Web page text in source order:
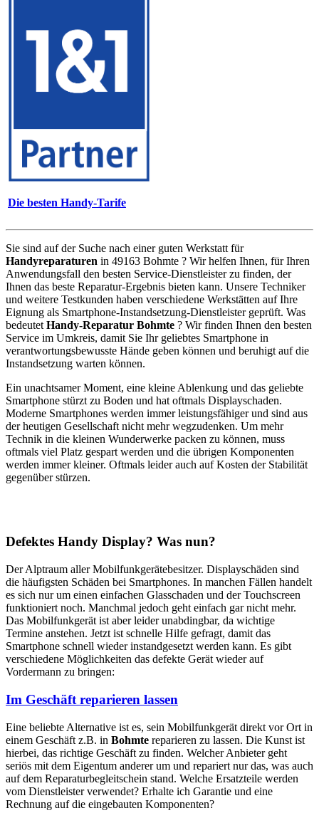
Die besten Handy-Tarife
Sie sind auf der Suche nach einer guten Werkstatt für
Handyreparaturen in 49163 Bohmte ? Wir helfen Ihnen, für Ihren
Anwendungsfall den besten Service-Dienstleister zu finden, der
Ihnen das beste Reparatur-Ergebnis bieten kann. Unsere Techniker
und weitere Testkunden haben verschiedene Werkstätten auf Ihre
Eignung als Smartphone-Instandsetzung-Dienstleister geprüft. Was
bedeutet Handy-Reparatur Bohmte ? Wir finden Ihnen den besten
Service im Umkreis, damit Sie Ihr geliebtes Smartphone in
verantwortungsbewusste Hände geben können und beruhigt auf die
Instandsetzung warten können.
Ein unachtsamer Moment, eine kleine Ablenkung und das geliebte
Smartphone stürzt zu Boden und hat oftmals Displayschaden.
Moderne Smartphones werden immer leistungsfähiger und sind aus
der heutigen Gesellschaft nicht mehr wegzudenken. Um mehr
Technik in die kleinen Wunderwerke packen zu können, muss
oftmals viel Platz gespart werden und die übrigen Komponenten
werden immer kleiner. Oftmals leider auch auf Kosten der Stabilität
gegenüber stürzen.
Defektes Handy Display? Was nun?
Der Alptraum aller Mobilfunkgerätebesitzer. Displayschäden sind
die häufigsten Schäden bei Smartphones. In manchen Fällen handelt
es sich nur um einen einfachen Glasschaden und der Touchscreen
funktioniert noch. Manchmal jedoch geht einfach gar nicht mehr.
Das Mobilfunkgerät ist aber leider unabdingbar, da wichtige
Termine anstehen. Jetzt ist schnelle Hilfe gefragt, damit das
Smartphone schnell wieder instandgesetzt werden kann. Es gibt
verschiedene Möglichkeiten das defekte Gerät wieder auf
Vordermann zu bringen:
Im Geschäft reparieren lassen
Eine beliebte Alternative ist es, sein Mobilfunkgerät direkt vor Ort in
einem Geschäft z.B. in Bohmte reparieren zu lassen. Die Kunst ist
hierbei, das richtige Geschäft zu finden. Welcher Anbieter geht
seriös mit dem Eigentum anderer um und repariert nur das, was auch
auf dem Reparaturbegleitschein stand. Welche Ersatzteile werden
vom Dienstleister verwendet? Erhalte ich Garantie und eine
Rechnung auf die eingebauten Komponenten?